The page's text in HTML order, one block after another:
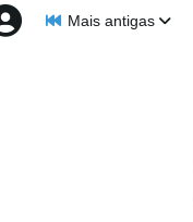
Mais antigas